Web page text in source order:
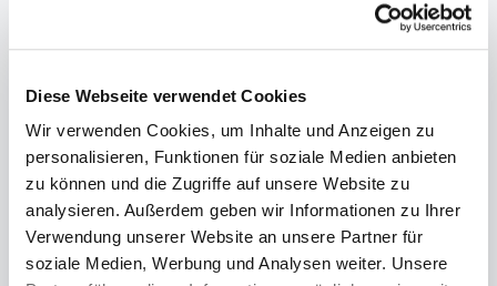
Diese Webseite verwendet Cookies
Wir verwenden Cookies, um Inhalte und Anzeigen zu
personalisieren, Funktionen für soziale Medien anbieten
zu können und die Zugriffe auf unsere Website zu
analysieren. Außerdem geben wir Informationen zu Ihrer
Verwendung unserer Website an unsere Partner für
soziale Medien, Werbung und Analysen weiter. Unsere
Bitte beachten Sie die wichtigen rechtlichen Hinweise zu
zum Urheberrecht und zu externen Links.
Inhalte dieser Website
Die Inhalte dieser Website werden mit größtmöglicher
Sorgfalt erstellt. Der Verkäufer übernimmt jedoch keine
Gewähr für die Richtigkeit, Vollständigkeit und Aktualität